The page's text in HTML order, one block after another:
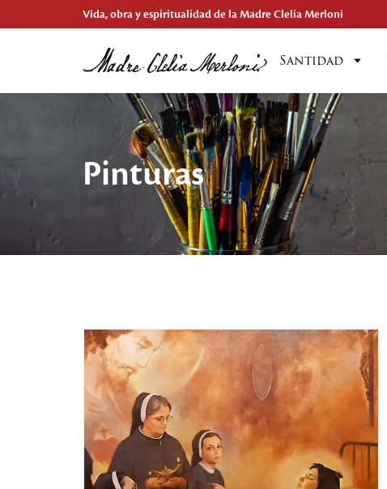
Vida, obra y espiritualidad de la Madre Clelia Merloni
Santidad
Pinturas